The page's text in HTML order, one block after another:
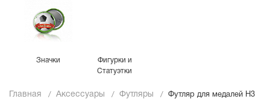
Значки
Фигурки и
Статуэтки
Главная Аксессуары Футляры Футляр для медалей H3